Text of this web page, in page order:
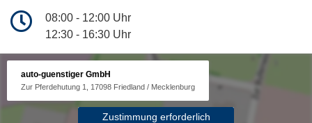
08:00 - 12:00 Uhr
12:30 - 16:30 Uhr
auto-guenstiger GmbH
Zur Pferdehutung 1, 17098 Friedland / Mecklenburg
Zustimmung erforderlich